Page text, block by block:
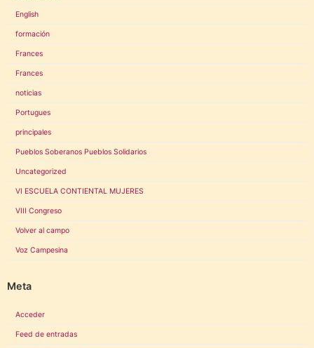
English
formación
Frances
Frances
noticias
Portugues
principales
Pueblos Soberanos Pueblos Solidarios
Uncategorized
VI ESCUELA CONTIENTAL MUJERES
VIII Congreso
Volver al campo
Voz Campesina
Meta
Acceder
Feed de entradas